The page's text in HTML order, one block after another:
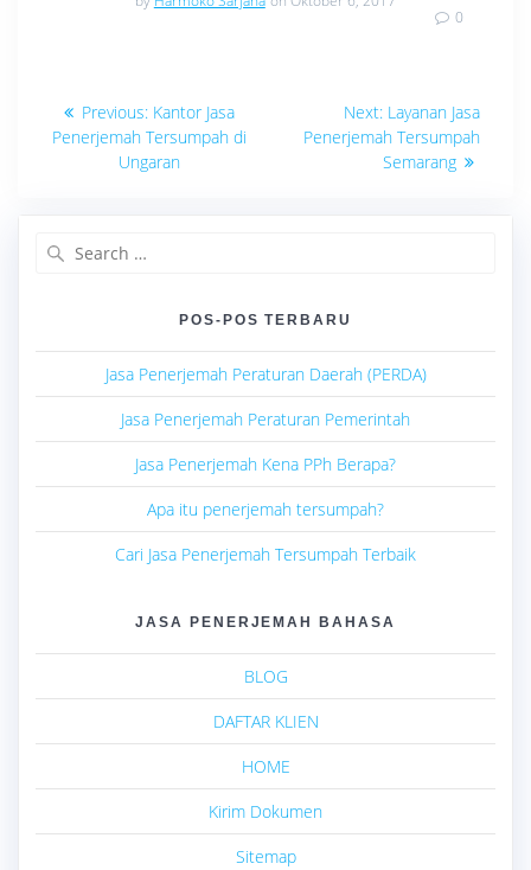
0
Navigasi
pos
Previous: Previous
post:
Kantor Jasa
Penerjemah Tersumpah di
Ungaran
Next: Next
post:
Layanan Jasa
Penerjemah Tersumpah
Semarang
POS-POS TERBARU
Jasa Penerjemah Peraturan Daerah (PERDA)
Jasa Penerjemah Peraturan Pemerintah
Jasa Penerjemah Kena PPh Berapa?
Apa itu penerjemah tersumpah?
Cari Jasa Penerjemah Tersumpah Terbaik
JASA PENERJEMAH BAHASA
BLOG
DAFTAR KLIEN
HOME
Kirim Dokumen
Sitemap